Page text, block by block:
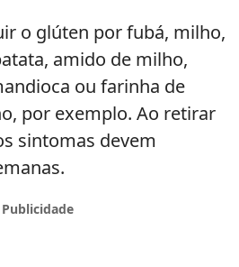
o glúten por fubá, milho,
amido de milho,
ou farinha de
por exemplo. Ao retirar
sintomas devem